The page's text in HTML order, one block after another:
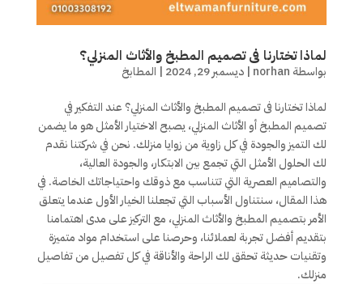
لماذا تختارنا فى تصميم المطبخ والأثاث المنزلي؟
بواسطة norhan
| ديسمبر 29, 2024 | المطابخ
لماذا تختارنا فى تصميم المطبخ والأثاث المنزلي؟ عند التفكير في
تصميم المطبخ أو الأثاث المنزلي، يصبح الاختيار الأمثل هو ما يضمن
لك التميز والجودة في كل زاوية من زوايا منزلك. نحن في شركتنا نقدم
لك الحلول الأمثل التي تجمع بين الابتكار، والجودة العالية،
والتصاميم العصرية التي تتناسب مع ذوقك واحتياجاتك الخاصة. في
هذا المقال، سنتناول الأسباب التي تجعلنا الخيار الأول عندما يتعلق
الأمر بتصميم المطبخ والأثاث المنزلي، مع التركيز على مدى اهتمامنا
بتقديم أفضل تجربة لعملائنا، وحرصنا على استخدام مواد متميزة
وتقنيات حديثة تحقق لك الراحة والأناقة في كل تفصيل من تفاصيل
منزلك.